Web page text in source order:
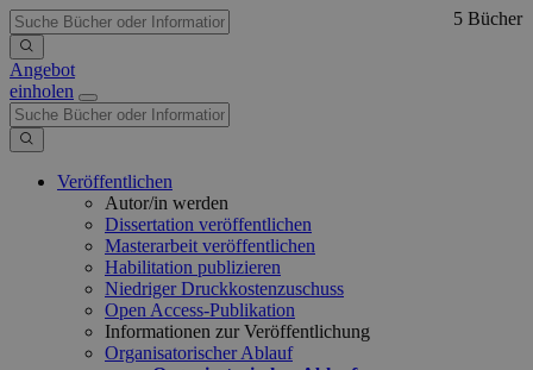
Angebot
einholen
Veröffentlichen
Autor/in werden
Dissertation veröffentlichen
Masterarbeit veröffentlichen
Habilitation publizieren
Niedriger Druckkostenzuschuss
Open Access-Publikation
Informationen zur Veröffentlichung
Organisatorischer Ablauf
5 Bücher